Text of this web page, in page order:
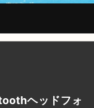
ヘッドフォ